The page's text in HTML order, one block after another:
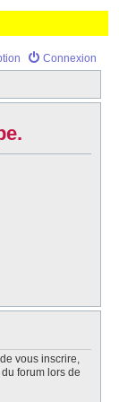
Connexion
vous inscrire,
forum lors de